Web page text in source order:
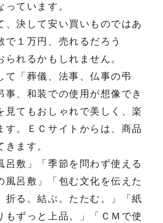
っています。
決して安い買いものではあ
で１万円、売れるだろう
れるかもしれません。
「葬儀、法事、仏事の弔
事、和装での使用が想像でき
見てもおしゃれで美しく、楽
す。ＥＣサイトからは、商品
ます。
敷」「季節を問わず使える
風呂敷」「包む文化を伝えた
折る。結ぶ。たたむ。」「紙
もずっと上品。」「ＣＭで使